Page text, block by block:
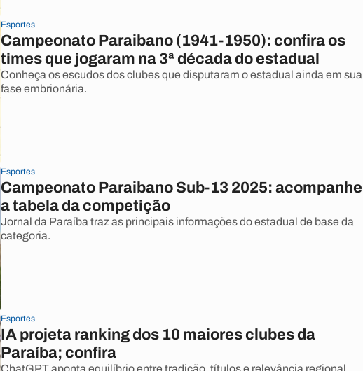
Esportes
Campeonato Paraibano (1941-1950): confira os
times que jogaram na 3ª década do estadual
Conheça os escudos dos clubes que disputaram o estadual ainda em sua
fase embrionária.
Esportes
Campeonato Paraibano Sub-13 2025: acompanhe
a tabela da competição
Jornal da Paraíba traz as principais informações do estadual de base da
categoria.
Esportes
IA projeta ranking dos 10 maiores clubes da
Paraíba; confira
ChatGPT aponta equilíbrio entre tradição, títulos e relevância regional